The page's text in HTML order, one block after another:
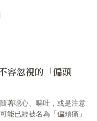
容忽視的「偏頭
著噁心、嘔吐，或是注意
能已經被名為「偏頭痛」